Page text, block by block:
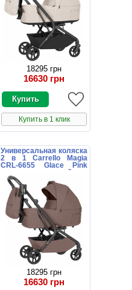
18295 грн
16630 грн
Купить в 1 клик
Универсальная коляска
2 в 1 Carrello Magia
CRL-6655 Glace Pink
розовая с сумочкой
18295 грн
16630 грн